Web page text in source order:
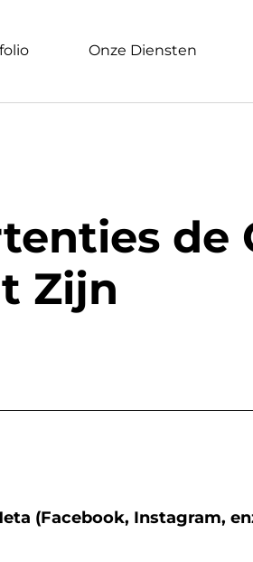
Onze Diensten
de
Zijn
(Facebook, Instagram,